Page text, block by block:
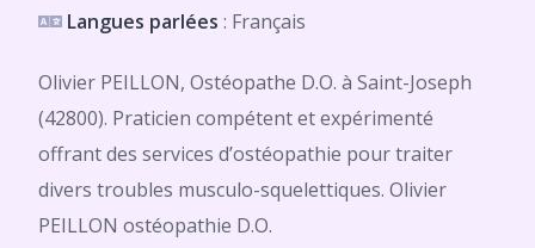
Langues parlées : Français
Olivier PEILLON, Ostéopathe D.O. à Saint-Joseph
(42800). Praticien compétent et expérimenté
offrant des services d’ostéopathie pour traiter
divers troubles musculo-squelettiques. Olivier
PEILLON ostéopathie D.O.